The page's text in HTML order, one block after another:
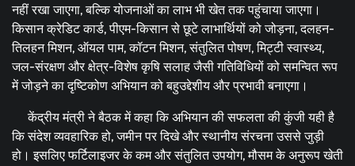
नहीं रखा जाएगा, बल्कि योजनाओं का लाभ भी खेत तक पहुंचाया जाएगा।
किसान क्रेडिट कार्ड, पीएम-किसान से छूटे लाभार्थियों को जोड़ना, दलहन-
तिलहन मिशन, ऑयल पाम, कॉटन मिशन, संतुलित पोषण, मिट्टी स्वास्थ्य,
जल-संरक्षण और क्षेत्र-विशेष कृषि सलाह जैसी गतिविधियों को समन्वित रूप
में जोड़ने का दृष्टिकोण अभियान को बहुउद्देशीय और प्रभावी बनाएगा।
केंद्रीय मंत्री ने बैठक में कहा कि अभियान की सफलता की कुंजी यही है
कि संदेश व्यवहारिक हो, जमीन पर दिखे और स्थानीय संरचना उससे जुड़ी
हो। इसलिए फर्टिलाइजर के कम और संतुलित उपयोग, मौसम के अनुरूप खेती